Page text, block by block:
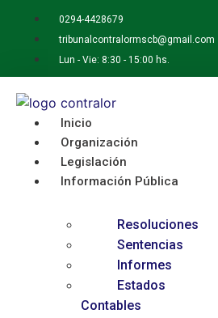
contenido
0294-4428679
tribunalcontralormscb@gmail.com
Lun - Vie: 8:30 - 15:00 hs.
Inicio
Organización
Legislación
Información Pública
Resoluciones
Sentencias
Informes
Estados
Contables